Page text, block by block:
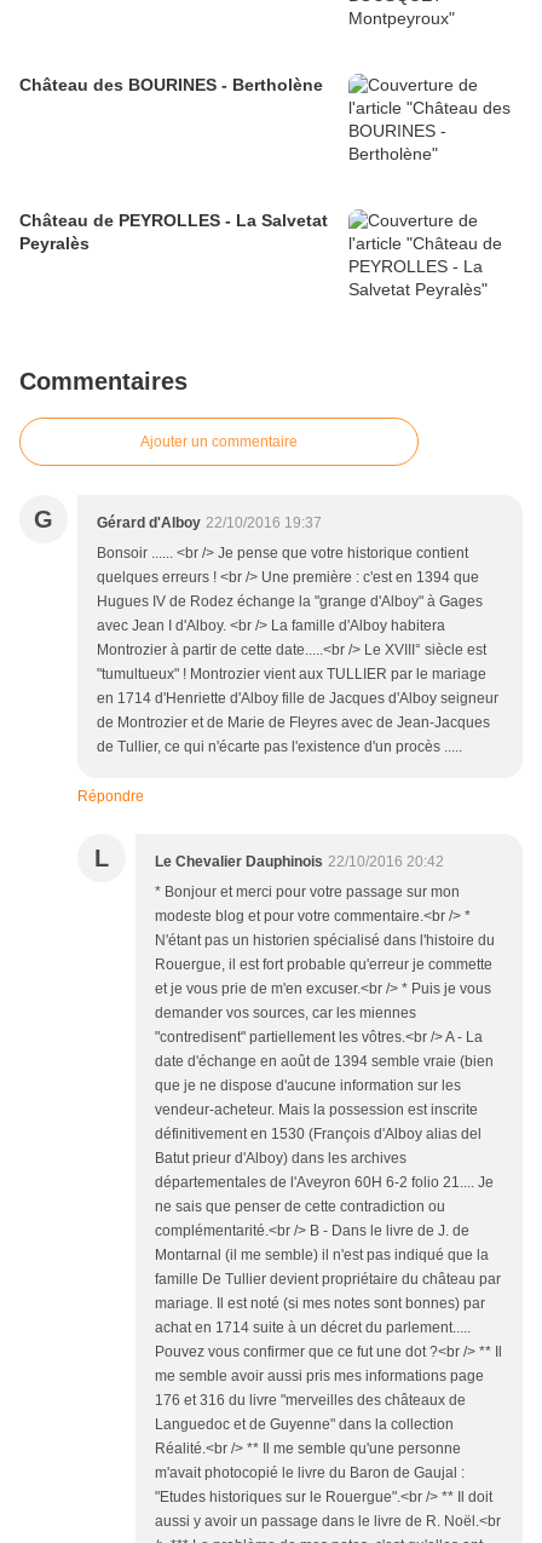
Château des BOURINES - Bertholène
Château de PEYROLLES - La Salvetat
Peyralès
Commentaires
Ajouter un commentaire
G Gérard d'Alboy 22/10/2016 19:37
Bonsoir ...... <br /> Je pense que votre historique contient
quelques erreurs ! <br /> Une première : c'est en 1394 que
Hugues IV de Rodez échange la "grange d'Alboy" à Gages
avec Jean I d'Alboy. <br /> La famille d'Alboy habitera
Montrozier à partir de cette date.....<br /> Le XVIII° siècle est
"tumultueux" ! Montrozier vient aux TULLIER par le mariage
en 1714 d'Henriette d'Alboy fille de Jacques d'Alboy seigneur
de Montrozier et de Marie de Fleyres avec de Jean-Jacques
de Tullier, ce qui n'écarte pas l'existence d'un procès .....
Répondre
L Le Chevalier Dauphinois 22/10/2016 20:42
* Bonjour et merci pour votre passage sur mon
modeste blog et pour votre commentaire.<br /> *
N'étant pas un historien spécialisé dans l'histoire du
Rouergue, il est fort probable qu'erreur je commette
et je vous prie de m'en excuser.<br /> * Puis je vous
demander vos sources, car les miennes
"contredisent" partiellement les vôtres.<br /> A - La
date d'échange en août de 1394 semble vraie (bien
que je ne dispose d'aucune information sur les
vendeur-acheteur. Mais la possession est inscrite
définitivement en 1530 (François d'Alboy alias del
Batut prieur d'Alboy) dans les archives
départementales de l'Aveyron 60H 6-2 folio 21.... Je
ne sais que penser de cette contradiction ou
complémentarité.<br /> B - Dans le livre de J. de
Montarnal (il me semble) il n'est pas indiqué que la
famille De Tullier devient propriétaire du château par
mariage. Il est noté (si mes notes sont bonnes) par
achat en 1714 suite à un décret du parlement.....
Pouvez vous confirmer que ce fut une dot ?<br /> ** Il
me semble avoir aussi pris mes informations page
176 et 316 du livre "merveilles des châteaux de
Languedoc et de Guyenne" dans la collection
Réalité.<br /> ** Il me semble qu'une personne
m'avait photocopié le livre du Baron de Gaujal :
"Etudes historiques sur le Rouergue".<br /> ** Il doit
aussi y avoir un passage dans le livre de R. Noël.<br